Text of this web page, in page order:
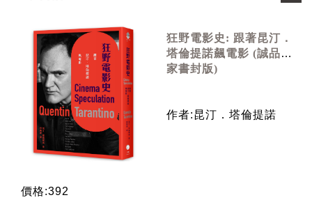
狂野電影史: 跟著昆汀．
塔倫提諾飆電影 (誠品獨
家書封版)
作者:昆汀．塔倫提諾
價格:392